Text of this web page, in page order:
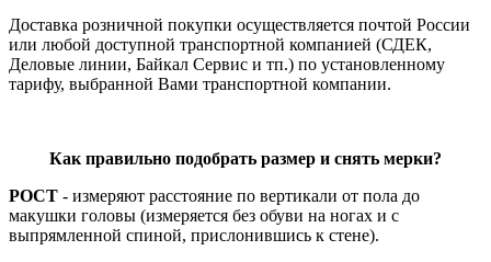
Доставка розничной покупки осуществляется почтой России
или любой доступной транспортной компанией (СДЕК,
Деловые линии, Байкал Сервис и тп.) по установленному
тарифу, выбранной Вами транспортной компании.
Как правильно подобрать размер и снять мерки?
РОСТ - измеряют расстояние по вертикали от пола до
макушки головы (измеряется без обуви на ногах и с
выпрямленной спиной, прислонившись к стене).